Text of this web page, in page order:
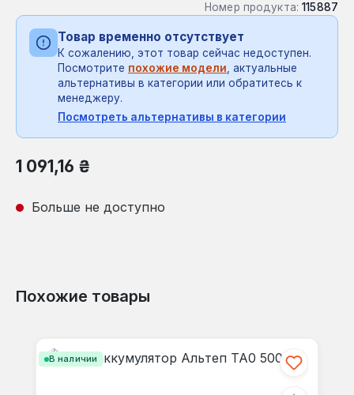
Номер продукта: 115887
Товар временно отсутствует
К сожалению, этот товар сейчас недоступен.
Посмотрите похожие модели, актуальные
альтернативы в категории или обратитесь к
менеджеру.
Посмотреть альтернативы в категории
Обычная цена:
1 091,16 ₴
Больше не доступно
Похожие товары
В наличии